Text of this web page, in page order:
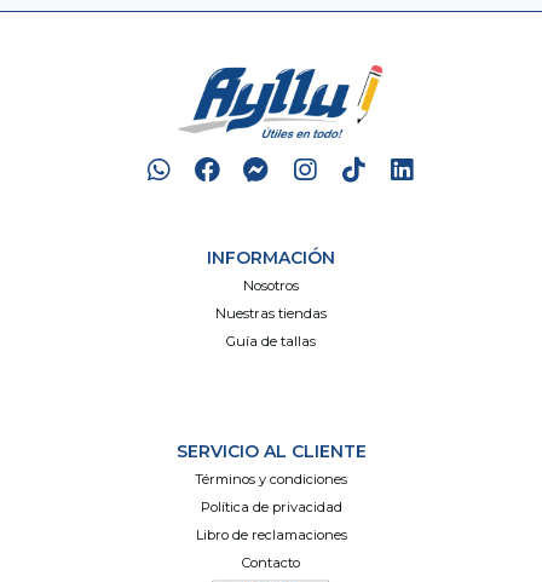
INFORMACIÓN
Nosotros
Nuestras tiendas
Guía de tallas
SERVICIO AL CLIENTE
Términos y condiciones
Política de privacidad
Libro de reclamaciones
Contacto